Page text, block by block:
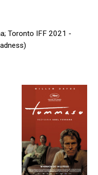
Toronto IFF 2021 -